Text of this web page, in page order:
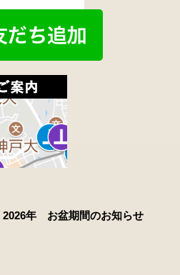
年 お盆期間のお知らせ